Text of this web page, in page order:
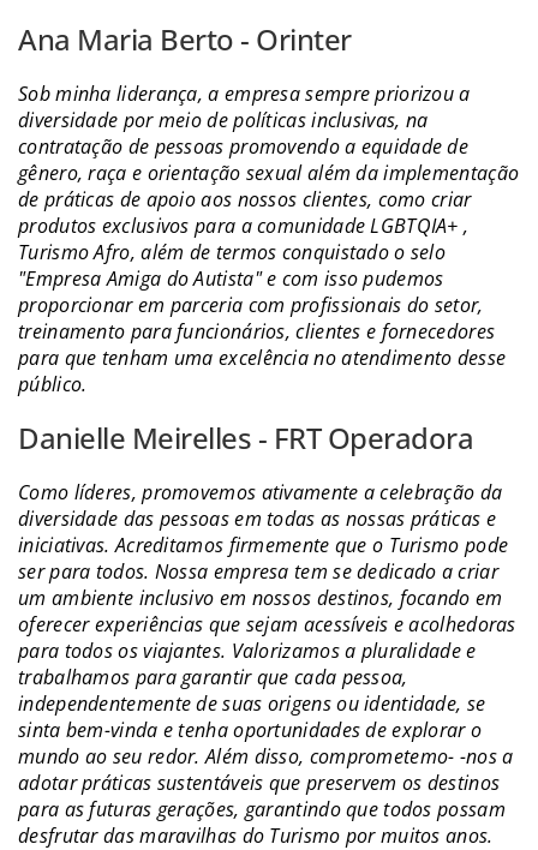
Ana Maria Berto - Orinter
Sob minha liderança, a empresa sempre priorizou a
diversidade por meio de políticas inclusivas, na
contratação de pessoas promovendo a equidade de
gênero, raça e orientação sexual além da implementação
de práticas de apoio aos nossos clientes, como criar
produtos exclusivos para a comunidade LGBTQIA+ ,
Turismo Afro, além de termos conquistado o selo
"Empresa Amiga do Autista" e com isso pudemos
proporcionar em parceria com profissionais do setor,
treinamento para funcionários, clientes e fornecedores
para que tenham uma excelência no atendimento desse
público.
Danielle Meirelles - FRT Operadora
Como líderes, promovemos ativamente a celebração da
diversidade das pessoas em todas as nossas práticas e
iniciativas. Acreditamos firmemente que o Turismo pode
ser para todos. Nossa empresa tem se dedicado a criar
um ambiente inclusivo em nossos destinos, focando em
oferecer experiências que sejam acessíveis e acolhedoras
para todos os viajantes. Valorizamos a pluralidade e
trabalhamos para garantir que cada pessoa,
independentemente de suas origens ou identidade, se
sinta bem-vinda e tenha oportunidades de explorar o
mundo ao seu redor. Além disso, comprometemo- -nos a
adotar práticas sustentáveis que preservem os destinos
para as futuras gerações, garantindo que todos possam
desfrutar das maravilhas do Turismo por muitos anos.